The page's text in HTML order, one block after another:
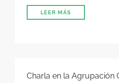
LEER MÁS
Charla en la Agrupación